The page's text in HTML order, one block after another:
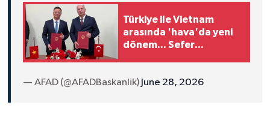
Türkiye ile Vietnam
arasında 'hava'da yeni
dönem... Sefer
— AFAD (@AFADBaskanlik) June 28, 2026